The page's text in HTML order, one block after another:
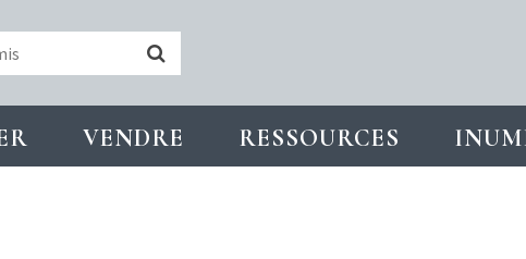
VENDRE RESSOURCES